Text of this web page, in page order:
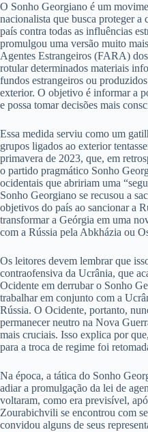
O Sonho Georgiano é um
nacionalista que busca proteger
país contra todas as influências
promulgou uma versão muito
Agentes Estrangeiros (FARA)
rotular determinados materiais
fundos estrangeiros ou
exterior. O objetivo é informar a
e possa tomar decisões mais
Essa medida serviu como um
grupos ligados ao exterior
primavera de 2023, que, em
o partido pragmático Sonho
ocidentais que abririam uma
Sonho Georgiano se recusou a
objetivos do país ao sancionar a
transformar a Geórgia em uma
com a Rússia pela Abkházia ou
Os leitores devem lembrar que
contraofensiva da Ucrânia, que
Ocidente em derrubar o Sonho
trabalhar em conjunto com a
Rússia. O Ocidente, portanto,
permanecer neutro na Nova
mais cruciais. Isso explica por
para a troca de regime foi
Na época, a tática do Sonho
adiar a promulgação da lei de
voltaram, como era previsível,
Zourabichvili se encontrou com
convidou alguns de seus